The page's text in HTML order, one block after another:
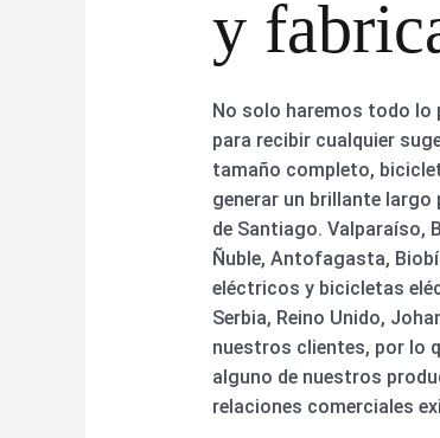
y
No solo haremos todo lo
para recibir cualquier
tamaño completo,
generar un brillante
de Santiago. Valparaíso,
Ñuble, Antofagasta,
eléctricos y bicicletas
Serbia, Reino Unido,
nuestros clientes, por lo
alguno de nuestros
relaciones comerciales